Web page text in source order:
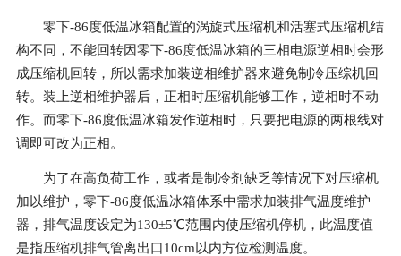
零下-86度低温冰箱配置的涡旋式压缩机和活塞式压缩机结
构不同，不能回转因零下-86度低温冰箱的三相电源逆相时会形
成压缩机回转，所以需求加装逆相维护器来避免制冷压综机回
转。装上逆相维护器后，正相时压缩机能够工作，逆相时不动
作。而零下-86度低温冰箱发作逆相时，只要把电源的两根线对
调即可改为正相。
为了在高负荷工作，或者是制冷剂缺乏等情况下对压缩机
加以维护，零下-86度低温冰箱体系中需求加装排气温度维护
器，排气温度设定为130±5℃范围内使压缩机停机，此温度值
是指压缩机排气管离出口10cm以内方位检测温度。